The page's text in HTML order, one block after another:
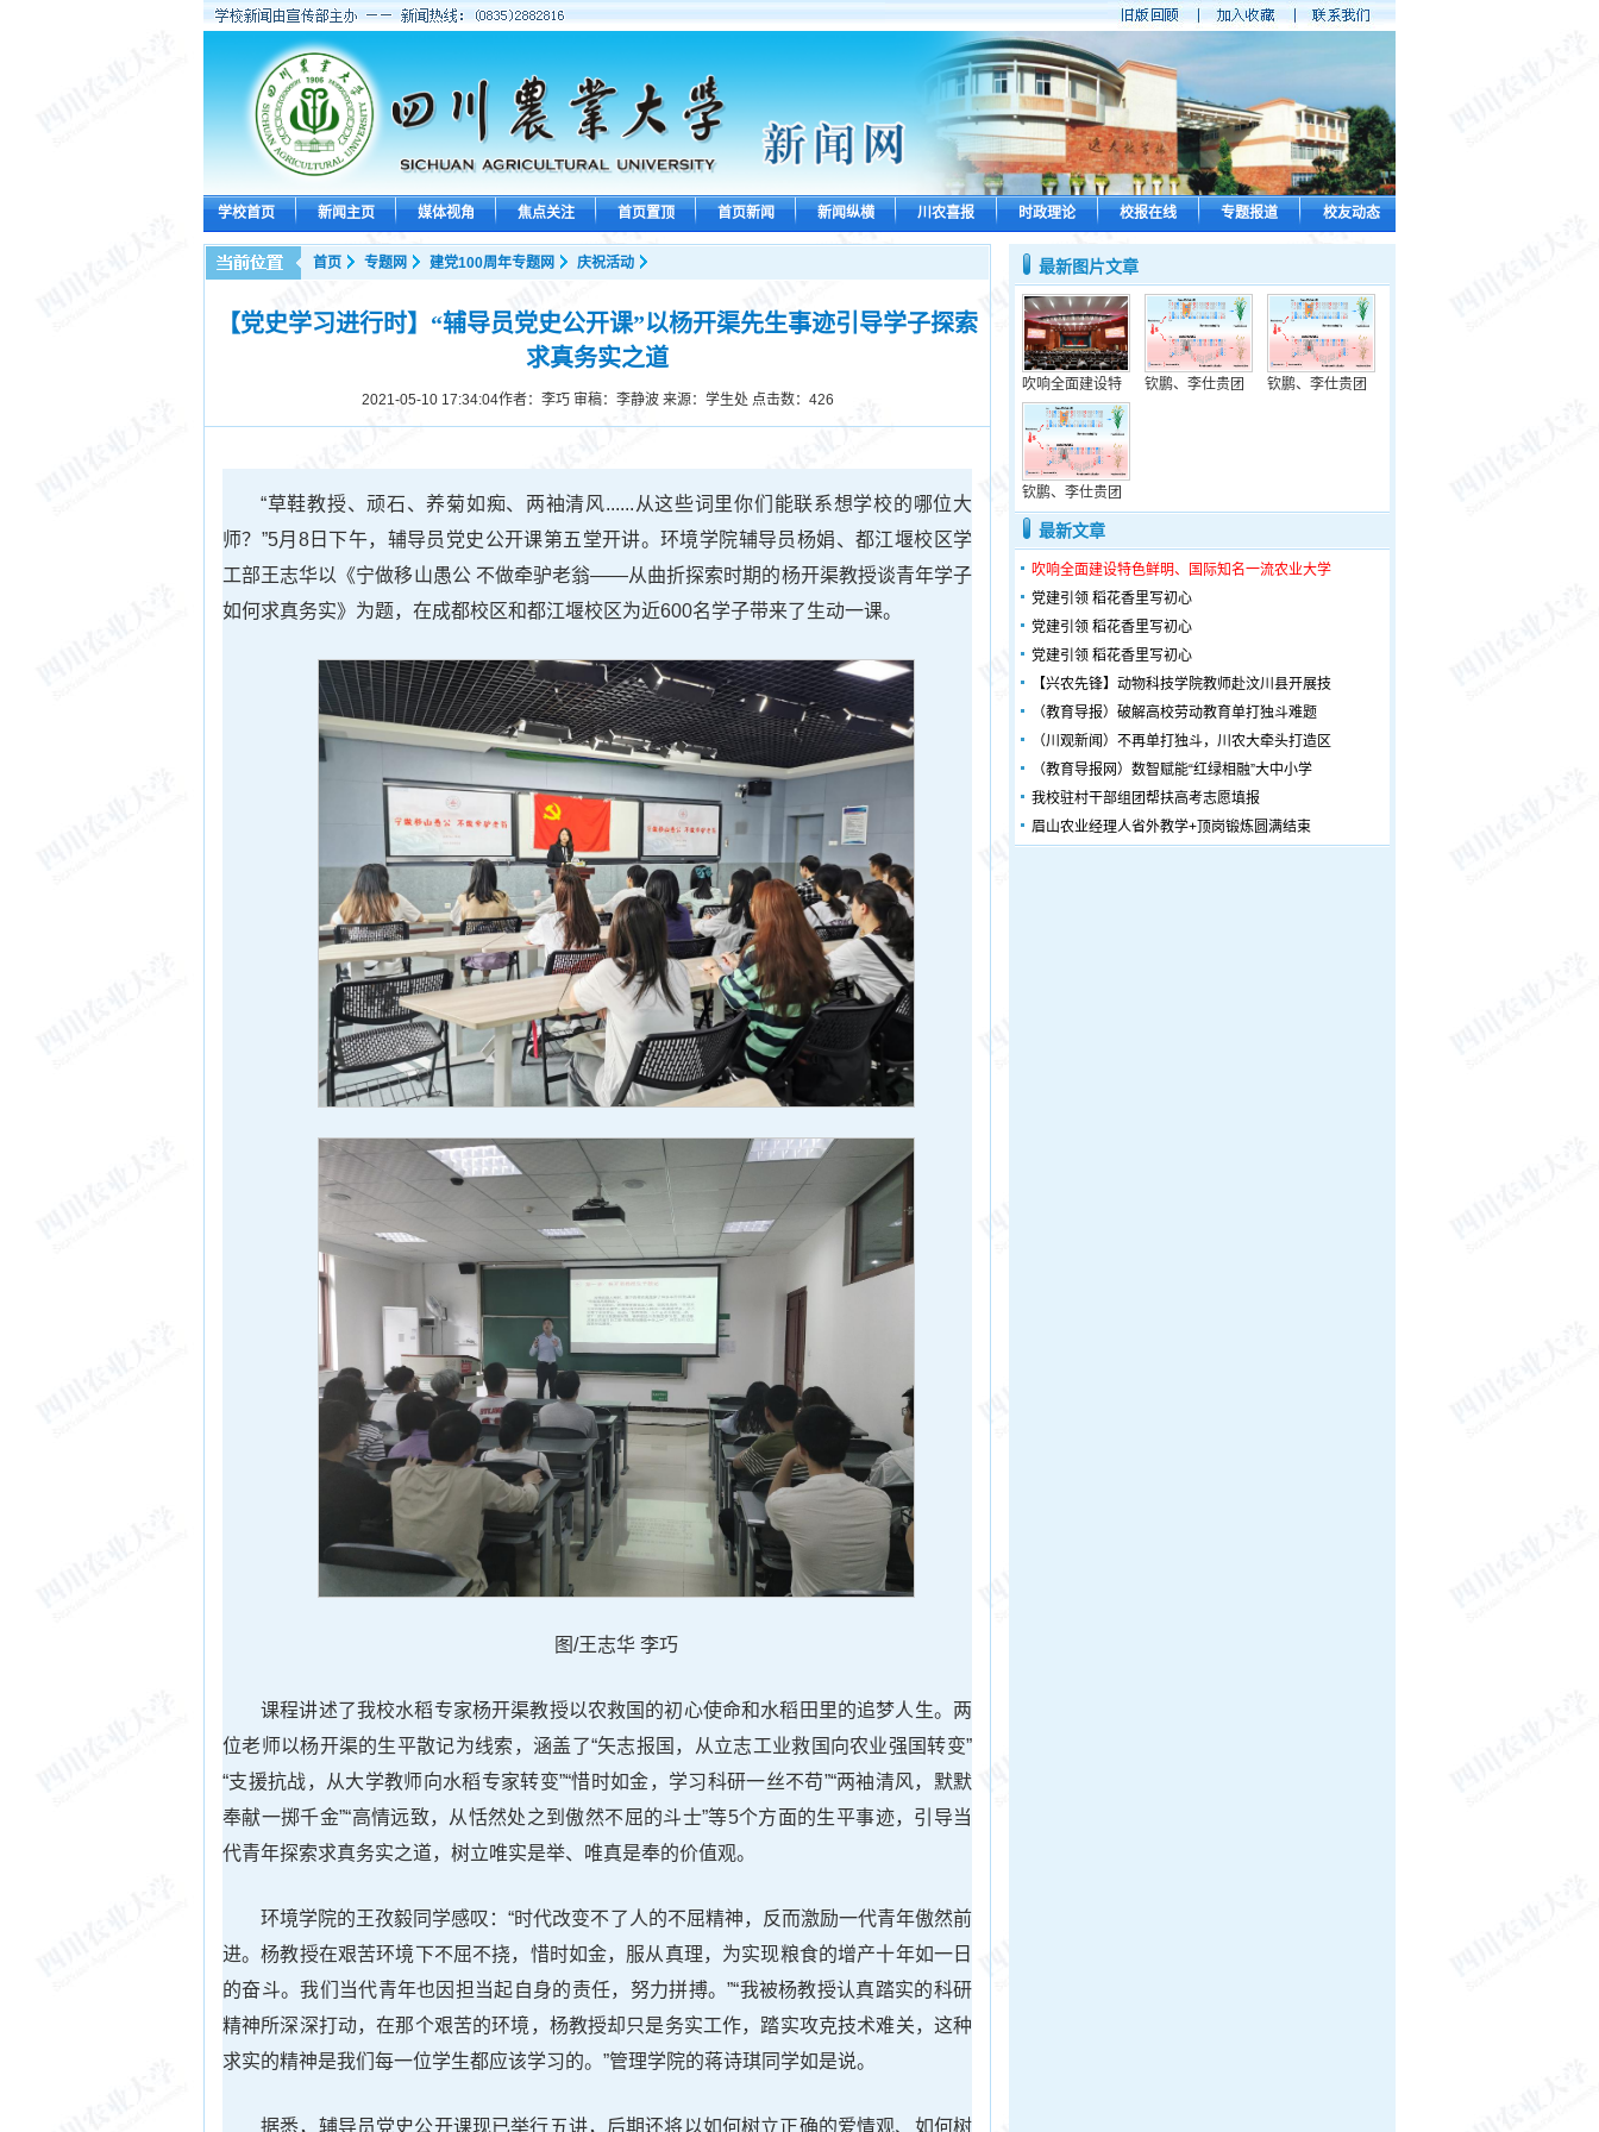
学校首页 新闻主页 媒体视角 焦点关注 首页置顶 首页新闻 新闻纵横 川农喜报 时政理论 校报在线 专题报道 校友动态
首页 专题网 建党100周年专题网 庆祝活动
【党史学习进行时】“辅导员党史公开课”以杨开渠先生事迹引导学子探索
求真务实之道
2021-05-10 17:34:04作者：李巧 审稿：李静波 来源：学生处 点击数： 426
“草鞋教授、顽石、养菊如痴、两袖清风......从这些词里你们能联系想学校的哪位大
师？”5月8日下午，辅导员党史公开课第五堂开讲。环境学院辅导员杨娟、都江堰校区学
工部王志华以《宁做移山愚公 不做牵驴老翁——从曲折探索时期的杨开渠教授谈青年学子
如何求真务实》为题，在成都校区和都江堰校区为近600名学子带来了生动一课。
图/王志华 李巧
课程讲述了我校水稻专家杨开渠教授以农救国的初心使命和水稻田里的追梦人生。两
位老师以杨开渠的生平散记为线索，涵盖了“矢志报国，从立志工业救国向农业强国转变”
“支援抗战，从大学教师向水稻专家转变”“惜时如金，学习科研一丝不苟”“两袖清风，默默
奉献一掷千金”“高情远致，从恬然处之到傲然不屈的斗士”等5个方面的生平事迹，引导当
代青年探索求真务实之道，树立唯实是举、唯真是奉的价值观。
环境学院的王孜毅同学感叹：“时代改变不了人的不屈精神，反而激励一代青年傲然前
进。杨教授在艰苦环境下不屈不挠，惜时如金，服从真理，为实现粮食的增产十年如一日
的奋斗。我们当代青年也因担当起自身的责任，努力拼搏。”“我被杨教授认真踏实的科研
精神所深深打动，在那个艰苦的环境，杨教授却只是务实工作，踏实攻克技术难关，这种
求实的精神是我们每一位学生都应该学习的。”管理学院的蒋诗琪同学如是说。
据悉，辅导员党史公开课现已举行五讲，后期还将以如何树立正确的爱情观、如何树
最新图片文章
吹响全面建设特 钦鹏、李仕贵团 钦鹏、李仕贵团
钦鹏、李仕贵团
最新文章
吹响全面建设特色鲜明、国际知名一流农业大学
党建引领 稻花香里写初心
党建引领 稻花香里写初心
党建引领 稻花香里写初心
【兴农先锋】动物科技学院教师赴汶川县开展技
（教育导报）破解高校劳动教育单打独斗难题
（川观新闻）不再单打独斗，川农大牵头打造区
（教育导报网）数智赋能“红绿相融”大中小学
我校驻村干部组团帮扶高考志愿填报
眉山农业经理人省外教学+顶岗锻炼圆满结束